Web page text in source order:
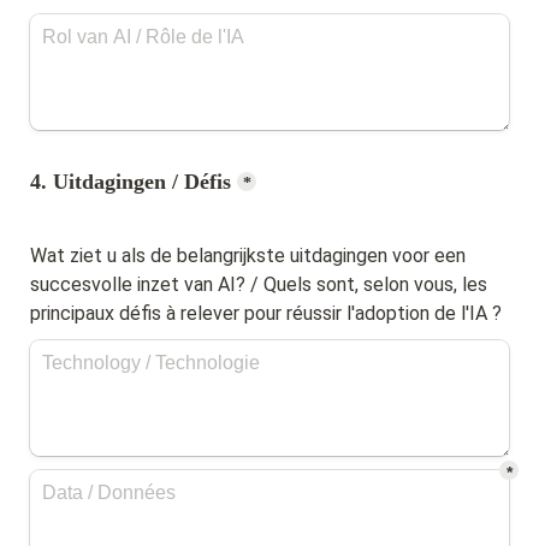
4. Uitdagingen / Défis *
Wat ziet u als de belangrijkste uitdagingen voor een
succesvolle inzet van AI? / Quels sont, selon vous, les
principaux défis à relever pour réussir l'adoption de l'IA ?
*